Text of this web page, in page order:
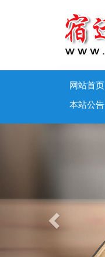
网站首页
本站公告